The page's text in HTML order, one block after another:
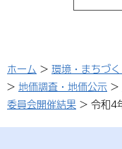
ホーム > 環境・まちづく
> 地価調査・地価公示 >
委員会開催結果 > 令和4